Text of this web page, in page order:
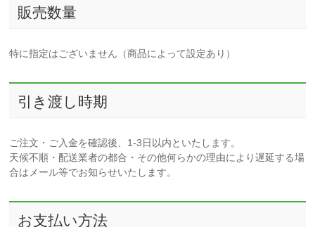
販売数量
特に指定はございません（商品によって設定あり）
引き渡し時期
ご注文・ご入金を確認後、1-3日以内といたします。
天候不順・配送業者の都合・その他何らかの理由により遅延する場
合はメール等でお知らせいたします。
お支払い方法